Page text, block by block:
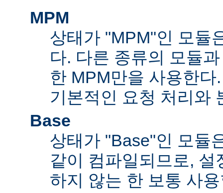
MPM
상태가 "MPM"인 모듈
다. 다른 종류의 모듈
한 MPM만을 사용한
기본적인 요청 처리와
Base
상태가 "Base"인 모듈
같이 컴파일되므로,
하지 않는 한 보통 사